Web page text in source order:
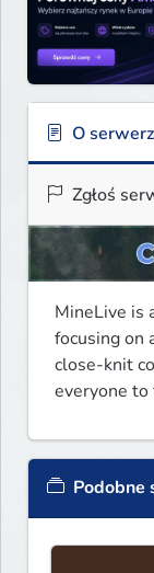
O
Zgłoś
MineLive is
focusing on
close-knit
everyone
Podobne